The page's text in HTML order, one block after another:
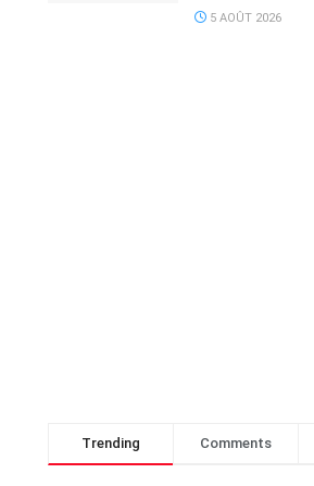
5 AOÛT 2026
Trending Comments